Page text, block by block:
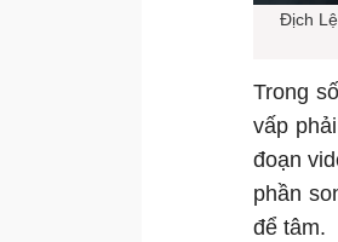
Địch
Trong
vấp
đoạn
phần
để tâm.